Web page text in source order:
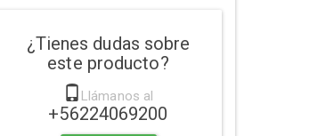
¿Tienes dudas sobre
este producto?
Llámanos al
+56224069200